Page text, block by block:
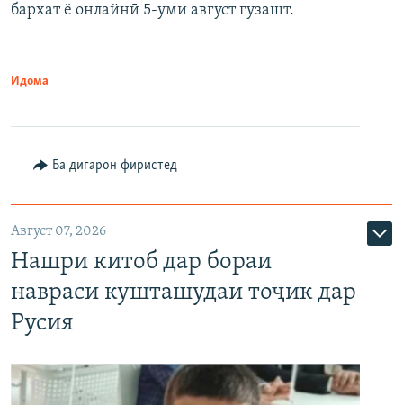
бархат ё онлайнӣ 5-уми август гузашт.
Идома
Ба дигарон фиристед
Август 07, 2026
Нашри китоб дар бораи
навраси кушташудаи тоҷик дар
Русия